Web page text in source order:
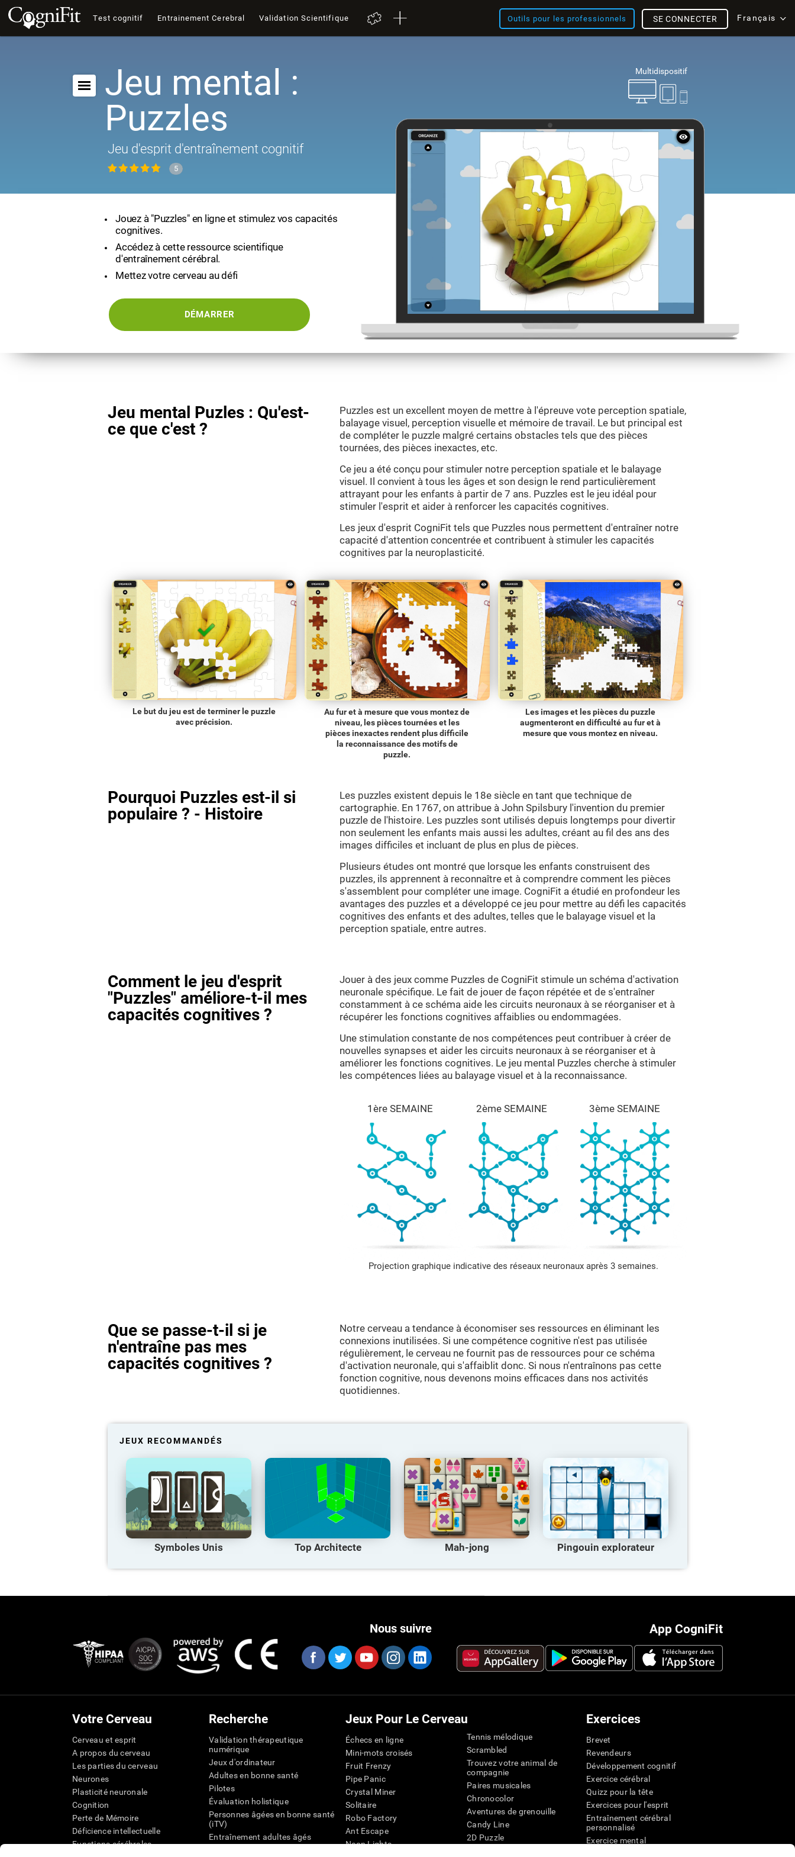
Test cognitif Entrainement Cerebral Validation Scientifique Outils pour les professionnels Français
SE CONNECTER
Multidispositif
Jeu mental :
Puzzles
Jeu d'esprit d'entraînement cognitif
5
Jouez à "Puzzles" en ligne et stimulez vos capacités
cognitives.
Accédez à cette ressource scientifique
d'entraînement cérébral.
Mettez votre cerveau au défi
DÉMARRER
Jeu mental Puzles : Qu'est-
ce que c'est ?
Puzzles est un excellent moyen de mettre à l'épreuve vote perception spatiale,
balayage visuel, perception visuelle et mémoire de travail. Le but principal est
de compléter le puzzle malgré certains obstacles tels que des pièces
tournées, des pièces inexactes, etc.
Ce jeu a été conçu pour stimuler notre perception spatiale et le balayage
visuel. Il convient à tous les âges et son design le rend particulièrement
attrayant pour les enfants à partir de 7 ans. Puzzles est le jeu idéal pour
stimuler l'esprit et aider à renforcer les capacités cognitives.
Les jeux d'esprit CogniFit tels que Puzzles nous permettent d'entraîner notre
capacité d'attention concentrée et contribuent à stimuler les capacités
cognitives par la neuroplasticité.
Le but du jeu est de terminer le puzzle
avec précision.
Au fur et à mesure que vous montez de
niveau, les pièces tournées et les
pièces inexactes rendent plus difficile
la reconnaissance des motifs de
puzzle.
Les images et les pièces du puzzle
augmenteront en difficulté au fur et à
mesure que vous montez en niveau.
Pourquoi Puzzles est-il si
populaire ? - Histoire
Les puzzles existent depuis le 18e siècle en tant que technique de
cartographie. En 1767, on attribue à John Spilsbury l'invention du premier
puzzle de l'histoire. Les puzzles sont utilisés depuis longtemps pour divertir
non seulement les enfants mais aussi les adultes, créant au fil des ans des
images difficiles et incluant de plus en plus de pièces.
Plusieurs études ont montré que lorsque les enfants construisent des
puzzles, ils apprennent à reconnaître et à comprendre comment les pièces
s'assemblent pour compléter une image. CogniFit a étudié en profondeur les
avantages des puzzles et a développé ce jeu pour mettre au défi les capacités
cognitives des enfants et des adultes, telles que le balayage visuel et la
perception spatiale, entre autres.
Comment le jeu d'esprit
"Puzzles" améliore-t-il mes
capacités cognitives ?
Jouer à des jeux comme Puzzles de CogniFit stimule un schéma d'activation
neuronale spécifique. Le fait de jouer de façon répétée et de s'entraîner
constamment à ce schéma aide les circuits neuronaux à se réorganiser et à
récupérer les fonctions cognitives affaiblies ou endommagées.
Une stimulation constante de nos compétences peut contribuer à créer de
nouvelles synapses et aider les circuits neuronaux à se réorganiser et à
améliorer les fonctions cognitives. Le jeu mental Puzzles cherche à stimuler
les compétences liées au balayage visuel et à la reconnaissance.
1ère SEMAINE 2ème SEMAINE 3ème SEMAINE
Projection graphique indicative des réseaux neuronaux après 3 semaines.
Que se passe-t-il si je
n'entraîne pas mes
capacités cognitives ?
Notre cerveau a tendance à économiser ses ressources en éliminant les
connexions inutilisées. Si une compétence cognitive n'est pas utilisée
régulièrement, le cerveau ne fournit pas de ressources pour ce schéma
d'activation neuronale, qui s'affaiblit donc. Si nous n'entraînons pas cette
fonction cognitive, nous devenons moins efficaces dans nos activités
quotidiennes.
JEUX RECOMMANDÉS
Symboles Unis Top Architecte Mah-jong Pingouin explorateur
App CogniFit
Nous suivre
Votre Cerveau
Cerveau et esprit
A propos du cerveau
Les parties du cerveau
Neurones
Plasticité neuronale
Cognition
Perte de Mémoire
Déficience intellectuelle
Functions cérébrales
Recherche
Validation thérapeutique
numérique
Jeux d'ordinateur
Adultes en bonne santé
Pilotes
Évaluation holistique
Personnes âgées en bonne santé
(iTV)
Entraînement adultes âgés
Jeux Pour Le Cerveau
Échecs en ligne
Mini-mots croisés
Fruit Frenzy
Pipe Panic
Crystal Miner
Solitaire
Robo Factory
Ant Escape
Neon Lights
Tennis mélodique
Scrambled
Trouvez votre animal de
compagnie
Paires musicales
Chronocolor
Aventures de grenouille
Candy Line
2D Puzzle
Exercices
Brevet
Revendeurs
Développement cognitif
Exercice cérébral
Quizz pour la tête
Exercices pour l'esprit
Entraînement cérébral
personnalisé
Exercice mental